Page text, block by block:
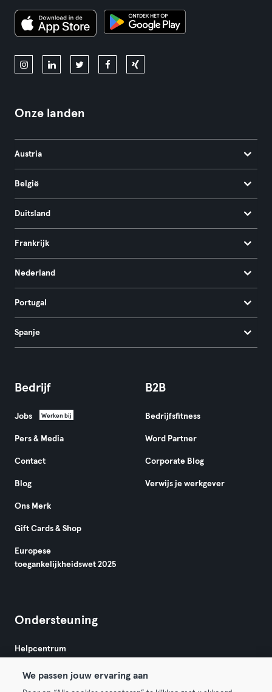
Onze landen
Austria
België
Duitsland
Frankrijk
Nederland
Portugal
Spanje
Bedrijf
Jobs Werken bij
Pers & Media
Contact
Blog
Ons Merk
Gift Cards & Shop
Europese
toegankelijkheidswet 2025
B2B
Bedrijfsfitness
Word Partner
Corporate Blog
Verwijs je werkgever
Ondersteuning
Helpcentrum
We passen jouw ervaring aan